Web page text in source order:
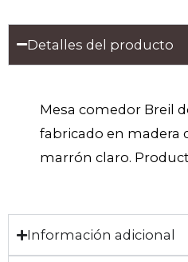
Detalles del producto
Mesa comedor Breil
fabricado en madera
marrón claro.
Información adicional